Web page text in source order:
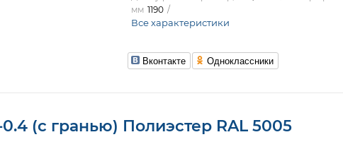
мм 1190
Все характеристики
Вконтакте Одноклассники
(с гранью) Полиэстер RAL 5005